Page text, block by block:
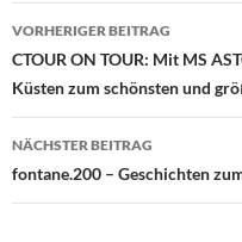
VORHERIGER BEITRAG
CTOUR ON TOUR: Mit MS
Küsten zum schönsten und
NÄCHSTER BEITRAG
fontane.200 – Geschichten